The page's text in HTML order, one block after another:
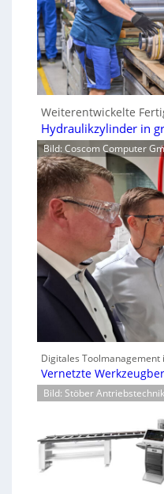
Weiterentwickelte
Hydraulikzylinder in
Bild: Coscom Computer
Digitales Toolmanagement
Vernetzte
Bild: Stöber